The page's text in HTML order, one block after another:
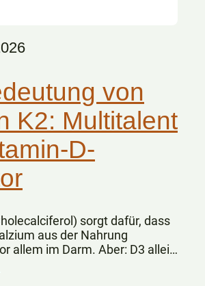
von
K2: Multitalent
D-
sorgt dafür, dass
aus der Nahrung
allem im Darm. Aber: D3 allein
das Kalzium im Körper